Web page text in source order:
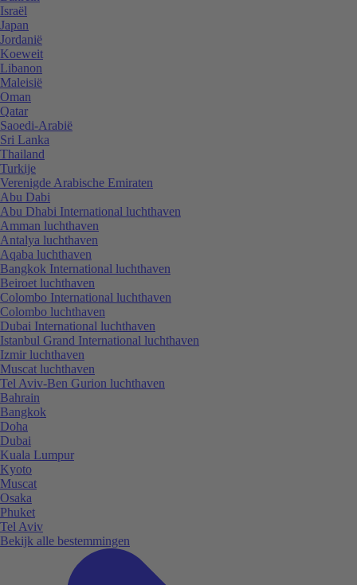
Israël
Japan
Jordanië
Koeweit
Libanon
Maleisië
Oman
Qatar
Saoedi-Arabië
Sri Lanka
Thailand
Turkije
Verenigde Arabische Emiraten
Abu Dabi
Abu Dhabi International luchthaven
Amman luchthaven
Antalya luchthaven
Aqaba luchthaven
Bangkok International luchthaven
Beiroet luchthaven
Colombo International luchthaven
Colombo luchthaven
Dubai International luchthaven
Istanbul Grand International luchthaven
Izmir luchthaven
Muscat luchthaven
Tel Aviv-Ben Gurion luchthaven
Bahrain
Bangkok
Doha
Dubai
Kuala Lumpur
Kyoto
Muscat
Osaka
Phuket
Tel Aviv
Bekijk alle bestemmingen